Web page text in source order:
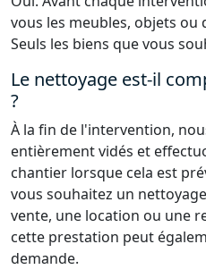
vous les meubles, objets ou
Seuls les biens que vous
Le nettoyage est-il
?
À la fin de l'intervention,
entièrement vidés et
chantier lorsque cela est
vous souhaitez un
vente, une location ou une
cette prestation peut
demande.